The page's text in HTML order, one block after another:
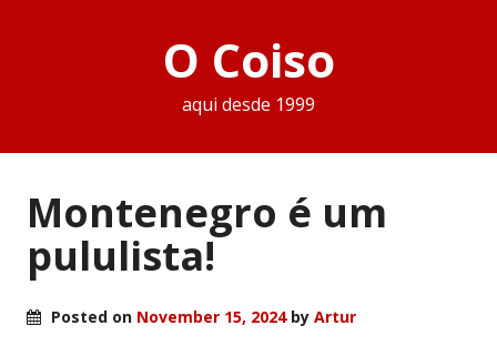
O Coiso
aqui desde 1999
Montenegro é um
pululista!
Posted on November 15, 2024by Artur